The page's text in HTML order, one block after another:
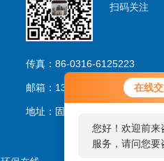
在线
您好！欢迎前来
服务，请问您要
扫码关注
传真：86-0316-6125223
邮箱：13733263206@163.com
地址：固安林城温泉产业园区